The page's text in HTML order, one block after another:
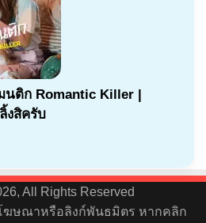
นติก Romantic Killer |
งสิครับ
All Rights Reserved
ฆษณาหรือลิงก์พันธมิตร หากคลิก